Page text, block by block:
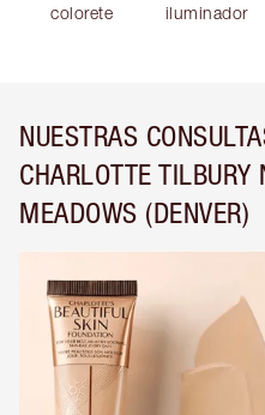
colorete
iluminador
NUESTRAS
CHARLOTTE TILBURY
MEADOWS (DENVER)